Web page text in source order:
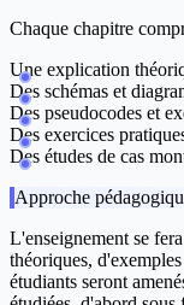
Chaque chapitre
Une explication
Des schémas et
Des pseudocodes et
Des exercices
Des études de cas
Approche
L'enseignement se
théoriques,
étudiants seront